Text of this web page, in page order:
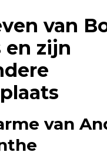
van
en zijn
van